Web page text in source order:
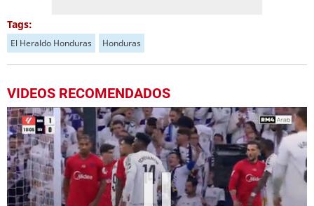
Tags:
El Heraldo Honduras Honduras
VIDEOS RECOMENDADOS